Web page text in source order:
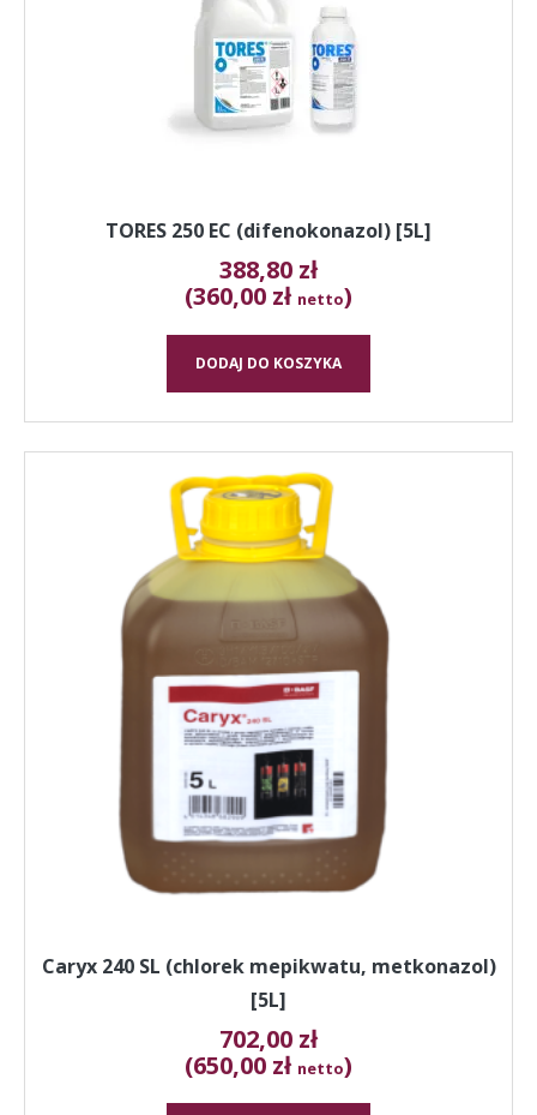
TORES 250 EC (difenokonazol) [5L]
388,80 zł
(360,00 zł netto)
DODAJ DO KOSZYKA
Caryx 240 SL (chlorek mepikwatu, metkonazol)
[5L]
702,00 zł
(650,00 zł netto)